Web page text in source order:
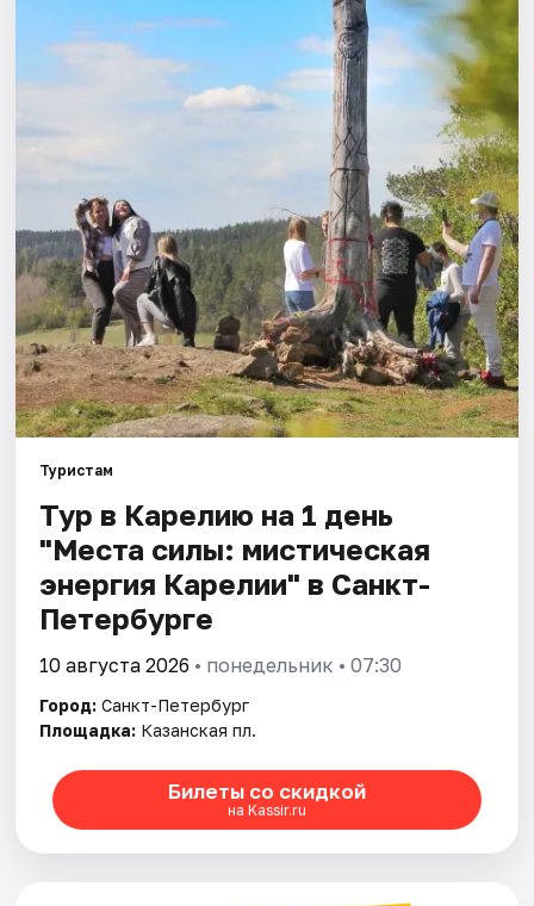
Рейтинги
Туристам
Тур в Карелию на 1 день
"Места силы: мистическая
энергия Карелии" в Санкт-
Петербурге
10 августа 2026 • понедельник • 07:30
Город: Санкт-Петербург
Площадка: Казанская пл.
Билеты со скидкой
на Kassir.ru